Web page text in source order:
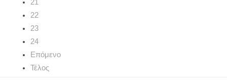
21
22
23
24
Επόμενο
Τέλος